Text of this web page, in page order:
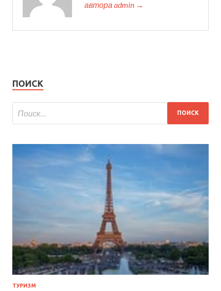
автора admin →
ПОИСК
ТУРИЗМ